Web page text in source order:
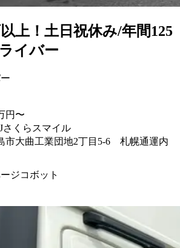
上！土日祝休み/年間125
イバー
円〜
さくらスマイル
市大曲工業団地2丁目5-6 札幌通運内
ジコボット